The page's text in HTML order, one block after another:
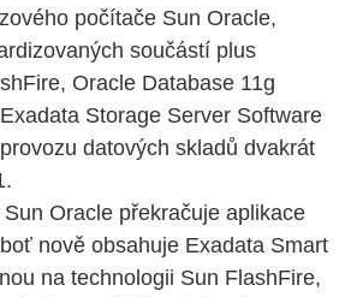
počítače Sun Oracle,
součástí plus
Oracle Database 11g
Storage Server Software
datových skladů dvakrát
Oracle překračuje aplikace
nově obsahuje Exadata Smart
na technologii Sun FlashFire,